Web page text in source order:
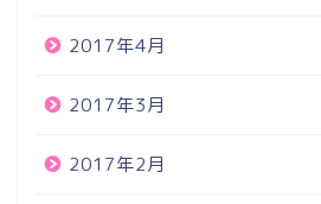
2017年4月
2017年3月
2017年2月